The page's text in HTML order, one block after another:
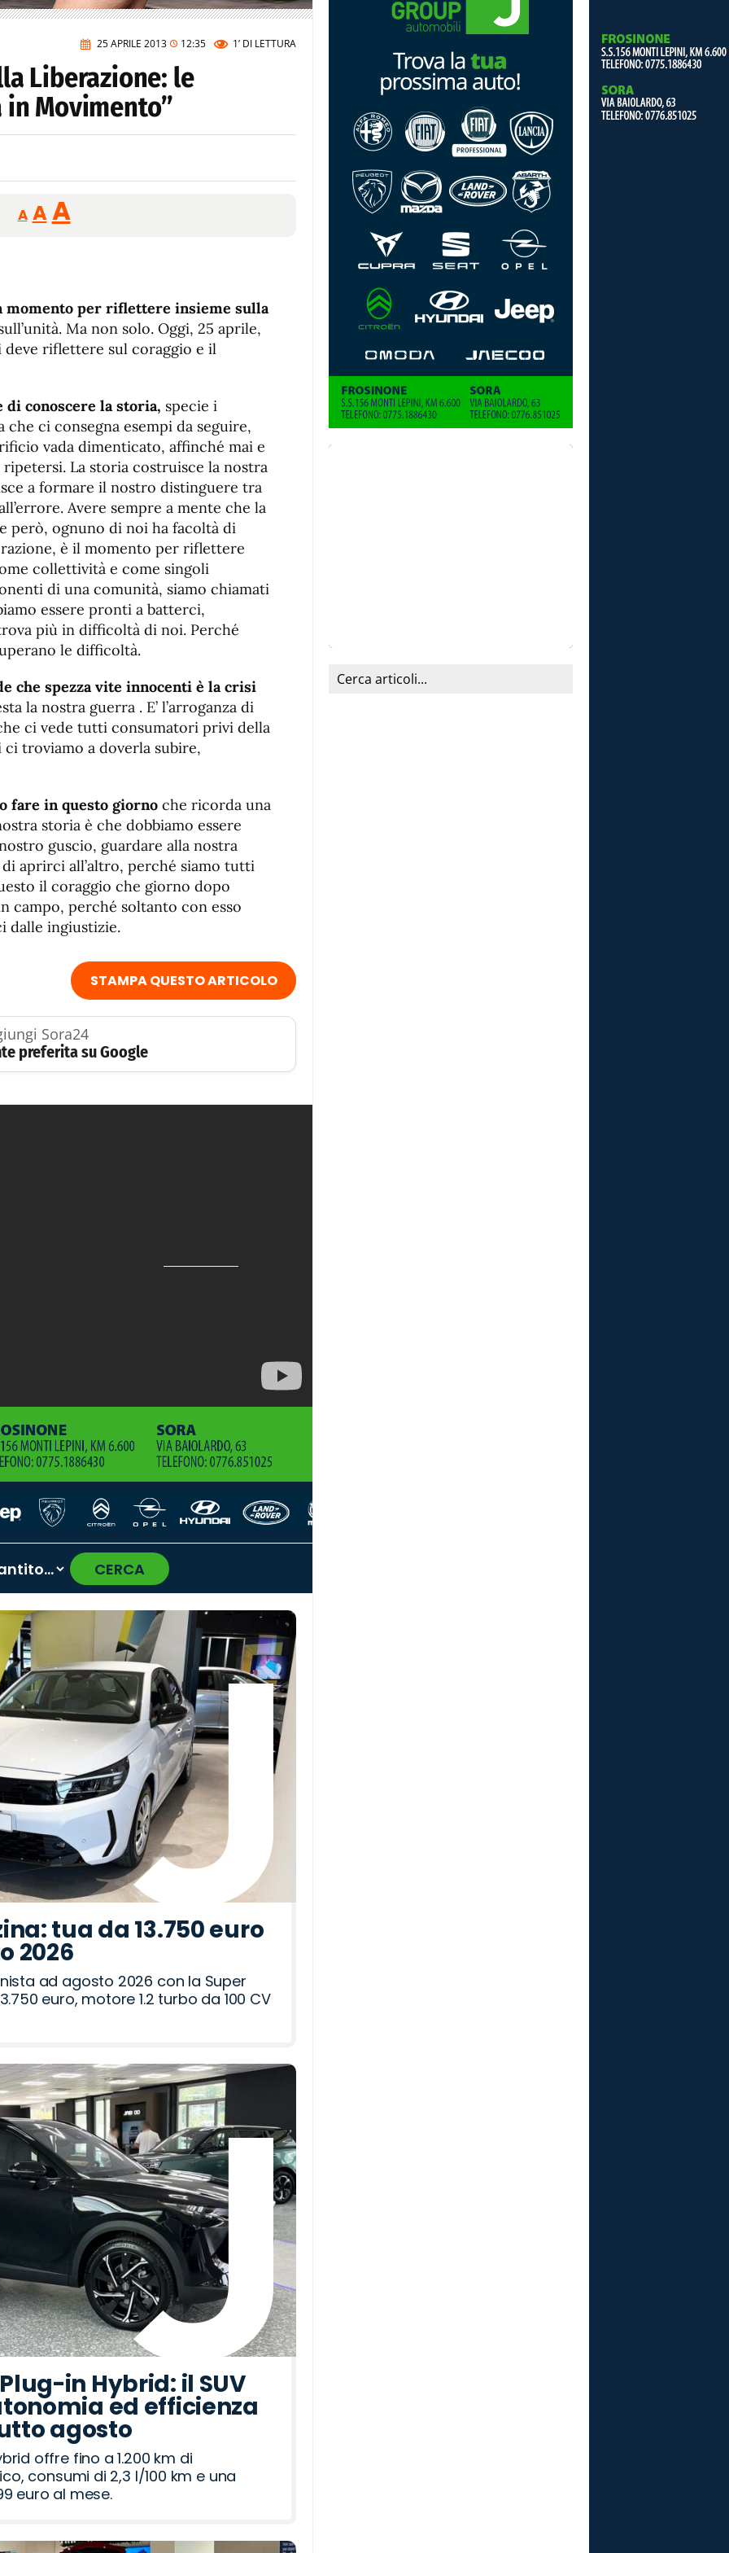
25 APRILE 2013 12:35 1’ DI LETTURA
Liberazione: le
Movimento”
A
Reducir
tamaño
A Restablecer
tamaño
AAumentar
fuente.
momento per riflettere insieme sulla
Ma non solo. Oggi, 25 aprile,
deve riflettere sul coraggio e il
conoscere la storia, specie i
ci consegna esempi da seguire,
vada dimenticato, affinché mai e
La storia costruisce la nostra
a formare il nostro distinguere tra
Avere sempre a mente che la
però, ognuno di noi ha facoltà di
è il momento per riflettere
collettività e come singoli
di una comunità, siamo chiamati
essere pronti a batterci,
più in difficoltà di noi. Perché
le difficoltà.
che spezza vite innocenti è la crisi
la nostra guerra . E’ l’arroganza di
ci vede tutti consumatori privi della
troviamo a doverla subire,
fare in questo giorno che ricorda una
storia è che dobbiamo essere
guscio, guardare alla nostra
aprirci all’altro, perché siamo tutti
il coraggio che giorno dopo
campo, perché soltanto con esso
dalle ingiustizie.
STAMPA QUESTO ARTICOLO
Sora24
preferita su Google
CERCA
›
tua da 13.750 euro
2026
ad agosto 2026 con la Super
euro, motore 1.2 turbo da 100 CV
in Hybrid: il SUV
ed efficienza
agosto
offre fino a 1.200 km di
consumi di 2,3 l/100 km e una
euro al mese.